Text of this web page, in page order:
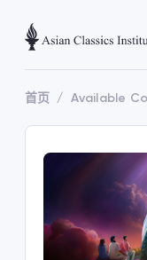
首页 Available